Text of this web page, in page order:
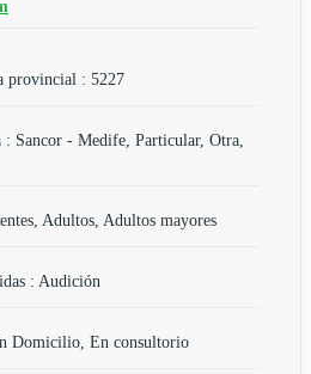
provincial : 5227
: Sancor - Medife, Particular, Otra,
Adultos, Adultos mayores
: Audición
Domicilio, En consultorio